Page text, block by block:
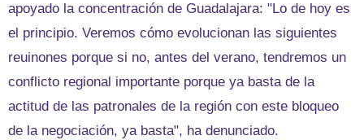
apoyado la concentración de Guadalajara: "Lo de hoy es
el principio. Veremos cómo evolucionan las siguientes
reuinones porque si no, antes del verano, tendremos un
conflicto regional importante porque ya basta de la
actitud de las patronales de la región con este bloqueo
de la negociación, ya basta", ha denunciado.